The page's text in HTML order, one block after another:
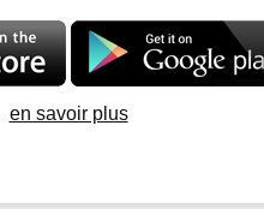
en savoir plus